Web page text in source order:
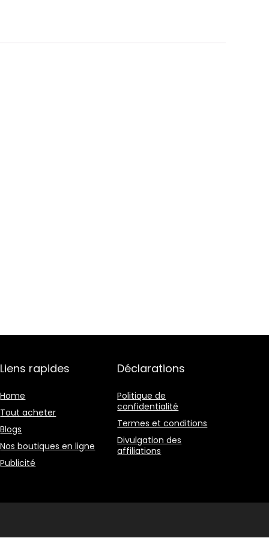
Liens rapides
Home
Tout acheter
Blogs
Nos boutiques en ligne
Publicité
Déclarations
Politique de
confidentialité
Termes et conditions
Divulgation des
affiliations